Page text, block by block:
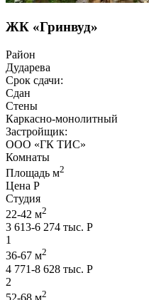
ЖК «Гринвуд»
Район
Дударева
Срок сдачи:
Сдан
Стены
Каркасно-монолитный
Застройщик:
ООО «ГК ТИС»
Комнаты
Площадь м2
Цена Р
Студия
22-42 м2
3 613-6 274 тыс. Р
1
36-67 м2
4 771-8 628 тыс. Р
2
52-68 м2